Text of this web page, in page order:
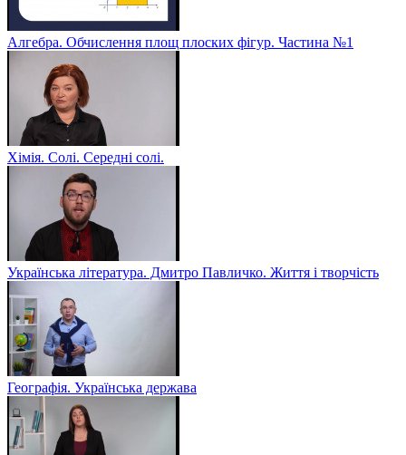
Алгебра. Обчислення площ плоских фігур. Частина №1
Хімія. Солі. Середні солі.
Українська література. Дмитро Павличко. Життя і творчість
Географія. Українська держава